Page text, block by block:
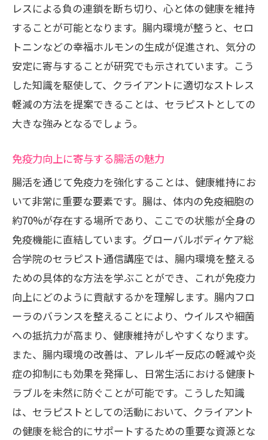
レスによる負の連鎖を断ち切り、心と体の健康を維持
することが可能となります。腸内環境が整うと、セロ
トニンなどの幸福ホルモンの生成が促進され、気分の
安定に寄与することが研究でも示されています。こう
した知識を駆使して、クライアントに適切なストレス
軽減の方法を提案できることは、セラピストとしての
大きな強みとなるでしょう。
免疫力向上に寄与する腸活の魅力
腸活を通じて免疫力を強化することは、健康維持にお
いて非常に重要な要素です。腸は、体内の免疫細胞の
約70%が存在する場所であり、ここでの状態が全身の
免疫機能に直結しています。グローバルボディケア総
合学院のセラピスト通信講座では、腸内環境を整える
ための具体的な方法を学ぶことができ、これが免疫力
向上にどのように貢献するかを理解します。腸内フロ
ーラのバランスを整えることにより、ウイルスや細菌
への抵抗力が高まり、健康維持がしやすくなります。
また、腸内環境の改善は、アレルギー反応の軽減や炎
症の抑制にも効果を発揮し、日常生活における健康ト
ラブルを未然に防ぐことが可能です。こうした知識
は、セラピストとしての活動において、クライアント
の健康を総合的にサポートするための重要な資源とな